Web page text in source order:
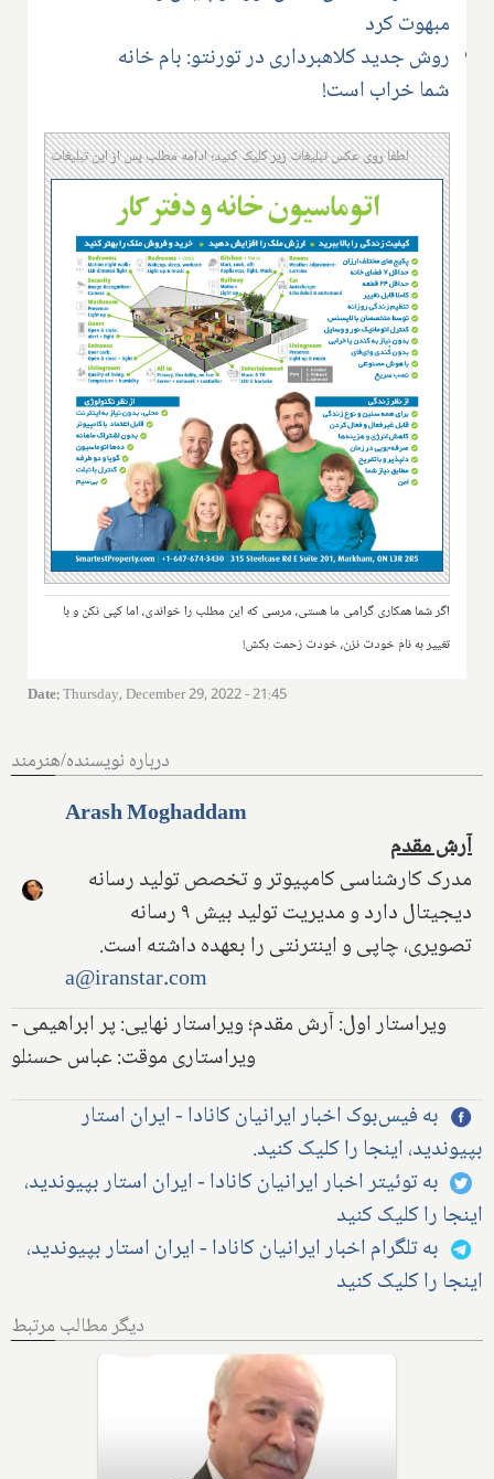
مبهوت کرد
روش جدید کلاهبرداری در تورنتو: بام خانه
شما خراب است!
لطفا روی عکس تبلیغات زیر کلیک کنید؛ ادامه مطلب پس از این تبلیغات
اگر شما همکاری گرامی ما هستی، مرسی که این مطلب را خواندی، اما کپی نکن و با
تغییر به نام خودت نزن، خودت زحمت بکش!
Date:Thursday, December 29, 2022 - 21:45
درباره نویسنده/هنرمند
Arash Moghaddam
آرش مقدم
مدرک کارشناسی کامپیوتر و تخصص تولید رسانه
دیجیتال دارد و مدیریت تولید بیش ۹ رسانه
تصویری، چاپی و اینترنتی را بعهده داشته است.
a@iranstar.com
ویراستار اول: آرش مقدم؛ ویراستار نهایی: پر ابراهیمی -
ویراستاری موقت: عباس حسنلو
به فیس‌بوک اخبار ایرانیان کانادا - ایران استار
بپیوندید، اینجا را کلیک کنید.
به توئیتر اخبار ایرانیان کانادا - ایران استار بپیوندید،
اینجا را کلیک کنید
به تلگرام اخبار ایرانیان کانادا - ایران استار بپیوندید،
اینجا را کلیک کنید
دیگر مطالب مرتبط